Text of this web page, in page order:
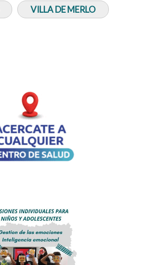
VILLA DE MERLO